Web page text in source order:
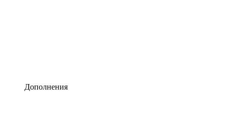
Дополнения